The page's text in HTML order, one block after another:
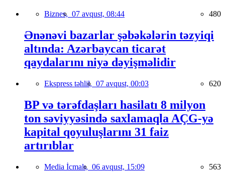
Biznes, 07 avqust, 08:44 480
Ənənəvi bazarlar şəbəkələrin təzyiqi
altında: Azərbaycan ticarət
qaydalarını niyə dəyişməlidir
Ekspress təhlil, 07 avqust, 00:03 620
BP və tərəfdaşları hasilatı 8 milyon
ton səviyyəsində saxlamaqla AÇG-yə
kapital qoyuluşlarını 31 faiz
artırıblar
Media İcmalı, 06 avqust, 15:09 563